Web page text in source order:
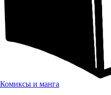
Комиксы и манга